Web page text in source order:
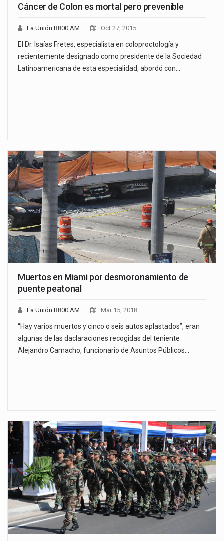
Cáncer de Colon es mortal pero prevenible
La Unión R800 AM Oct 27, 2015
El Dr. Isaías Fretes, especialista en coloproctología y
recientemente designado como presidente de la Sociedad
Latinoamericana de esta especialidad, abordó con…
Muertos en Miami por desmoronamiento de
puente peatonal
La Unión R800 AM Mar 15, 2018
“Hay varios muertos y cinco o seis autos aplastados”, eran
algunas de las daclaraciones recogidas del teniente
Alejandro Camacho, funcionario de Asuntos Públicos…